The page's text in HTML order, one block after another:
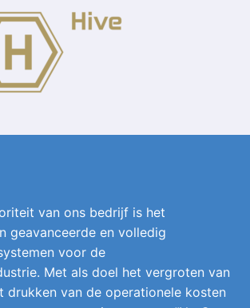
van ons bedrijf is het
geavanceerde en volledig
voor de
Met als doel het vergroten van
drukken van de operationele kosten